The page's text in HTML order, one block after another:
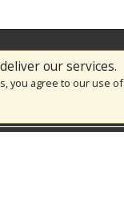
our services.
you agree to our use of
Σώμα